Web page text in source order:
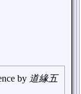
by 道緣五